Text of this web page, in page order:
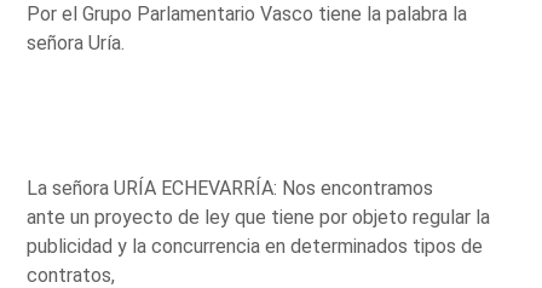
Por el Grupo Parlamentario Vasco tiene la palabra la
señora Uría.
La señora URÍA ECHEVARRÍA: Nos encontramos
ante un proyecto de ley que tiene por objeto regular la
publicidad y la concurrencia en determinados tipos de
contratos,